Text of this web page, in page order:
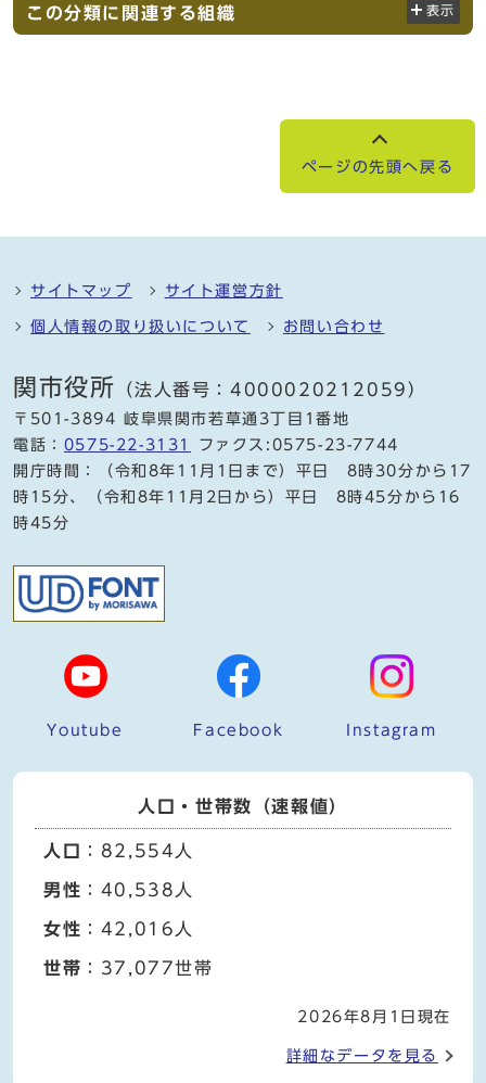
この分類に関連する組織 表示
ページの先頭へ戻る
サイトマップ サイト運営方針
個人情報の取り扱いについて お問い合わせ
関市役所 （法人番号：4000020212059）
〒501-3894 岐阜県関市若草通3丁目1番地
電話： 0575-22-3131
ファクス:0575-23-7744
開庁時間：（令和8年11月1日まで）平日 8時30分から17
時15分、（令和8年11月2日から）平日 8時45分から16
時45分
Youtube Facebook Instagram
人口・世帯数（速報値）
人口 ：82,554人
男性 ：40,538人
女性 ：42,016人
世帯 ：37,077世帯
2026年8月1日現在
詳細なデータを見る